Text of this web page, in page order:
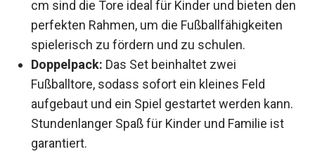
den perfekten Rahmen, um die
Fußballfähigkeiten spielerisch zu fördern und
zu schulen.
Doppelpack:
Das Set beinhaltet zwei
Fußballtore, sodass sofort ein kleines Feld
aufgebaut und ein Spiel gestartet werden
kann. Stundenlanger Spaß für Kinder und